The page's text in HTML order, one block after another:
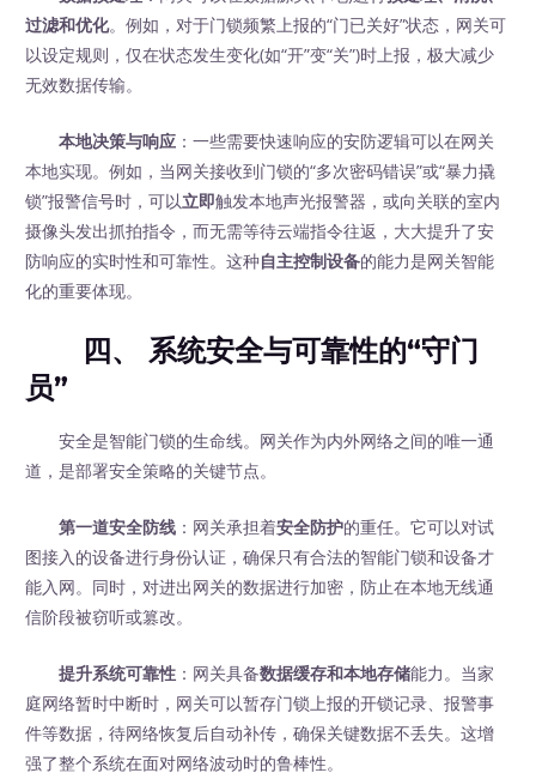
过滤和优化。例如，对于门锁频繁上报的“门已关好”状态，网关可
以设定规则，仅在状态发生变化(如“开”变“关”)时上报，极大减少
无效数据传输。
本地决策与响应 ：一些需要快速响应的安防逻辑可以在网关
本地实现。例如，当网关接收到门锁的“多次密码错误”或“暴力撬
锁”报警信号时，可以立即触发本地声光报警器，或向关联的室内
摄像头发出抓拍指令，而无需等待云端指令往返，大大提升了安
防响应的实时性和可靠性。这种自主控制设备的能力是网关智能
化的重要体现。
四、 系统安全与可靠性的“守门
员”
安全是智能门锁的生命线。网关作为内外网络之间的唯一通
道，是部署安全策略的关键节点。
第一道安全防线 ：网关承担着安全防护的重任。它可以对试
图接入的设备进行身份认证，确保只有合法的智能门锁和设备才
能入网。同时，对进出网关的数据进行加密，防止在本地无线通
信阶段被窃听或篡改。
提升系统可靠性 ：网关具备数据缓存和本地存储能力。当家
庭网络暂时中断时，网关可以暂存门锁上报的开锁记录、报警事
件等数据，待网络恢复后自动补传，确保关键数据不丢失。这增
强了整个系统在面对网络波动时的鲁棒性。